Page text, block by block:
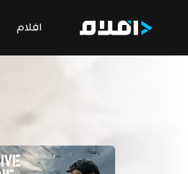
افلام